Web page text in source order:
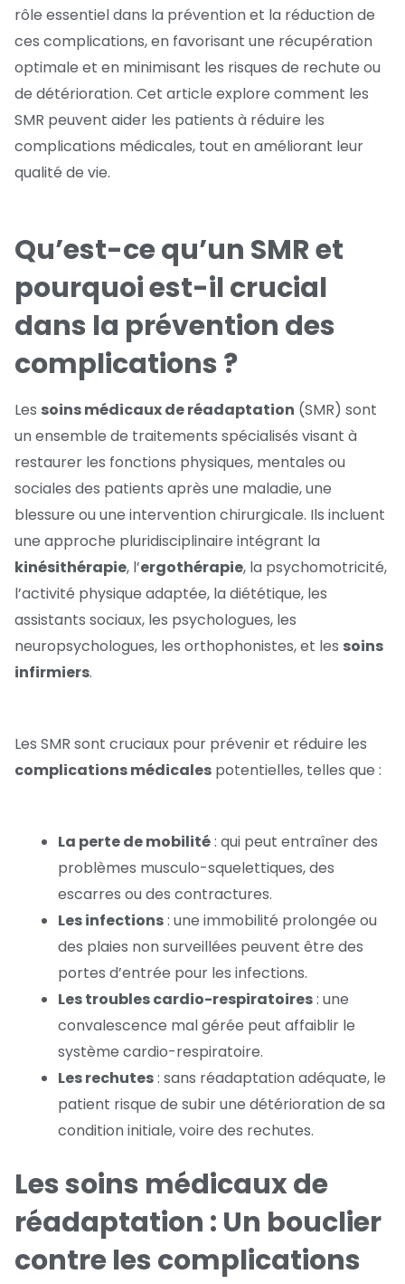
rôle essentiel dans la prévention et la réduction de
ces complications, en favorisant une récupération
optimale et en minimisant les risques de rechute ou
de détérioration. Cet article explore comment les
SMR peuvent aider les patients à réduire les
complications médicales, tout en améliorant leur
qualité de vie.
Qu’est-ce qu’un SMR et
pourquoi est-il crucial
dans la prévention des
complications ?
Les soins médicaux de réadaptation (SMR) sont
un ensemble de traitements spécialisés visant à
restaurer les fonctions physiques, mentales ou
sociales des patients après une maladie, une
blessure ou une intervention chirurgicale. Ils incluent
une approche pluridisciplinaire intégrant la
kinésithérapie, l’ergothérapie, la psychomotricité,
l’activité physique adaptée, la diététique, les
assistants sociaux, les psychologues, les
neuropsychologues, les orthophonistes, et les soins
infirmiers.
Les SMR sont cruciaux pour prévenir et réduire les
complications médicales potentielles, telles que :
La perte de mobilité: qui peut entraîner des
problèmes musculo-squelettiques, des
escarres ou des contractures.
Les infections: une immobilité prolongée ou
des plaies non surveillées peuvent être des
portes d’entrée pour les infections.
Les troubles cardio-respiratoires: une
convalescence mal gérée peut affaiblir le
système cardio-respiratoire.
Les rechutes: sans réadaptation adéquate, le
patient risque de subir une détérioration de sa
condition initiale, voire des rechutes.
Les soins médicaux de
réadaptation : Un bouclier
contre les complications